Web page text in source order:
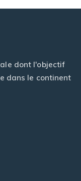
dont l'objectif
dans le continent